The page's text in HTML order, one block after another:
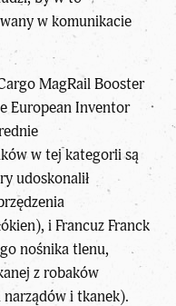
w komunikacie
MagRail Booster
European Inventor
w tej kategorii są
udoskonalił
i Francuz Franck
nośnika tlenu,
z robaków
i tkanek).